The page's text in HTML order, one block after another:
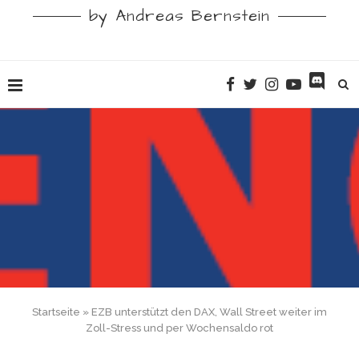
by Andreas Bernstein
Startseite » EZB unterstützt den DAX, Wall Street weiter im
Zoll-Stress und per Wochensaldo rot